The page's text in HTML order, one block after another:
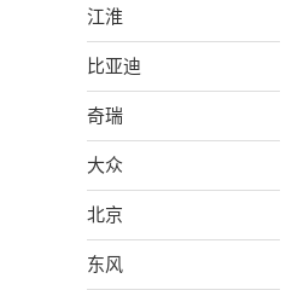
江淮
比亚迪
奇瑞
大众
北京
东风